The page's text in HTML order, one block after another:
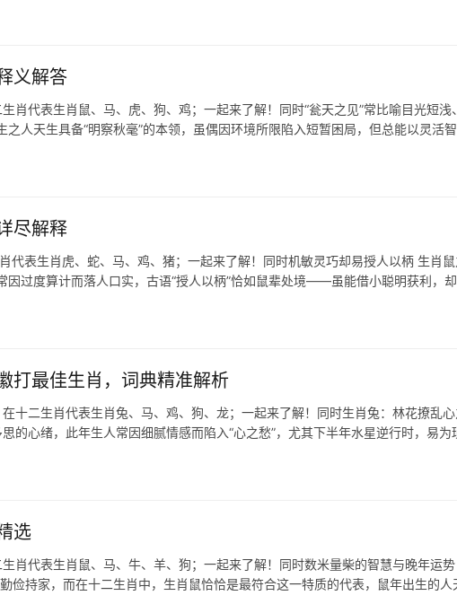
义解答
肖代表生肖鼠、马、虎、狗、鸡；一起来了解！同时“瓮天之见”常比喻目光短浅
人天生具备“明察秋毫”的本领，虽偶因环境所限陷入短暂困局，但总能以灵活
尽解释
代表生肖虎、蛇、马、鸡、猪；一起来了解！同时机敏灵巧却易授人以柄 生肖鼠
因过度算计而落人口实，古语“授人以柄”恰如鼠辈处境——虽能借小聪明获利，
打最佳生肖，词典精准解析
十二生肖代表生肖兔、马、鸡、狗、龙；一起来了解！同时生肖兔：林花撩乱
的心绪，此年生人常因细腻情感而陷入“心之愁”，尤其下半年水星逆行时，易为
选
肖代表生肖鼠、马、牛、羊、狗；一起来了解！同时数米量柴的智慧与晚年运势
俭持家，而在十二生肖中，生肖鼠恰恰是最符合这一特质的代表，鼠年出生的人